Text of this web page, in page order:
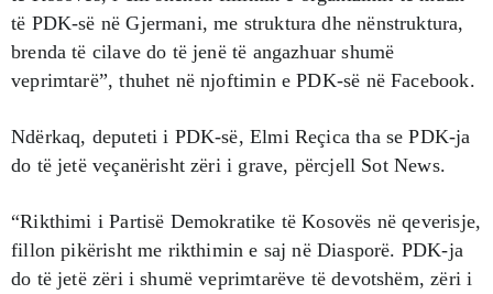
të PDK-së në Gjermani, me struktura dhe nënstruktura,
brenda të cilave do të jenë të angazhuar shumë
veprimtarë”, thuhet në njoftimin e PDK-së në Facebook.
Ndërkaq, deputeti i PDK-së, Elmi Reçica tha se PDK-ja
do të jetë veçanërisht zëri i grave, përcjell Sot News.
“Rikthimi i Partisë Demokratike të Kosovës në qeverisje,
fillon pikërisht me rikthimin e saj në Diasporë. PDK-ja
do të jetë zëri i shumë veprimtarëve të devotshëm, zëri i